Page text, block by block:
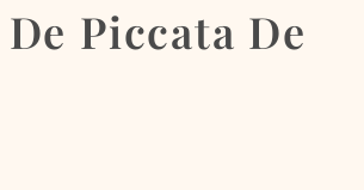
Piccata De